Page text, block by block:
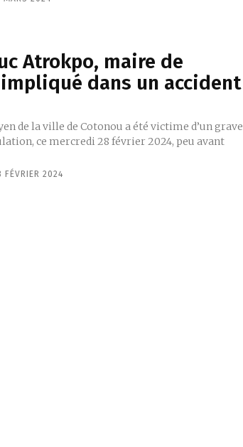
Atrokpo, maire de
dans un accident
de la ville de Cotonou a été victime d’un grave
ce mercredi 28 février 2024, peu avant
FÉVRIER 2024